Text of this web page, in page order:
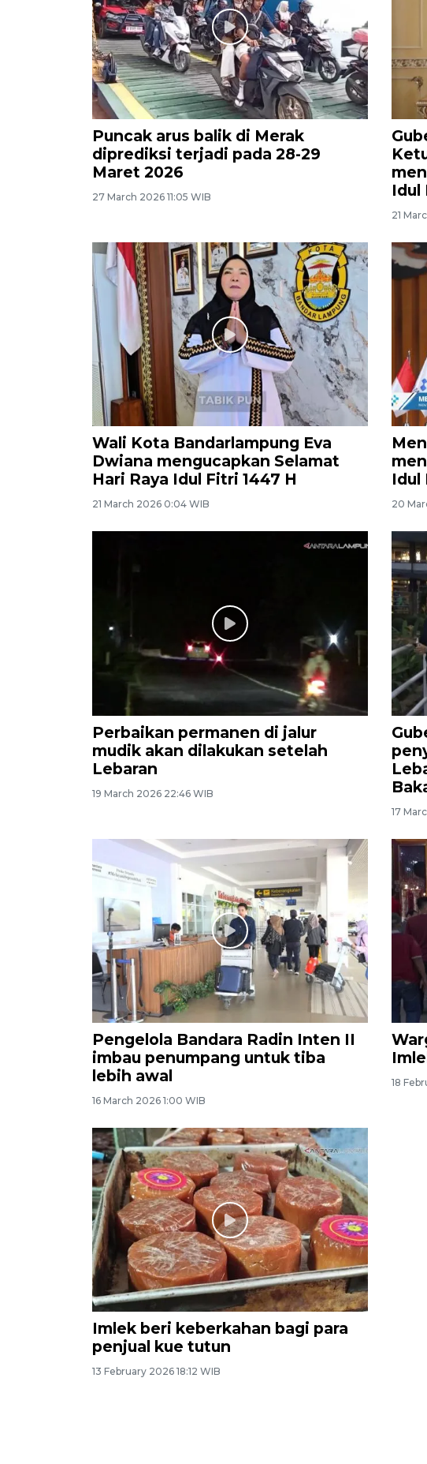
Puncak arus balik di Merak
diprediksi terjadi pada 28-29
Maret 2026
27 March 2026 11:05 WIB
Idul
21
Wali Kota Bandarlampung Eva
Dwiana mengucapkan Selamat
Hari Raya Idul Fitri 1447 H
21 March 2026 0:04 WIB
Idul
20
Perbaikan permanen di jalur
mudik akan dilakukan setelah
Lebaran
19 March 2026 22:46 WIB
17
Pengelola Bandara Radin Inten II
imbau penumpang untuk tiba
lebih awal
16 March 2026 1:00 WIB
18
Imlek beri keberkahan bagi para
penjual kue tutun
13 February 2026 18:12 WIB